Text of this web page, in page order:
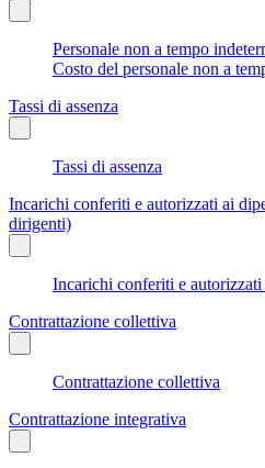
Personale non a tempo
Costo del personale non a
Tassi di assenza
Tassi di assenza
Incarichi conferiti e autorizzati ai
dirigenti)
Incarichi conferiti e
Contrattazione collettiva
Contrattazione collettiva
Contrattazione integrativa